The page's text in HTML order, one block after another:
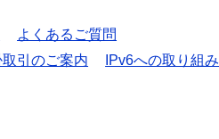
よくあるご質問
引のご案内
IPv6への取り組み